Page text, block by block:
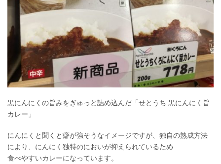
黒にんにくの旨みをぎゅっと詰め込んだ「せとうち 黒にんにく旨
カレー」
にんにくと聞くと癖が強そうなイメージですが、独自の熟成方法
により、にんにく独特のにおいが抑えられているため
食べやすいカレーになっています。